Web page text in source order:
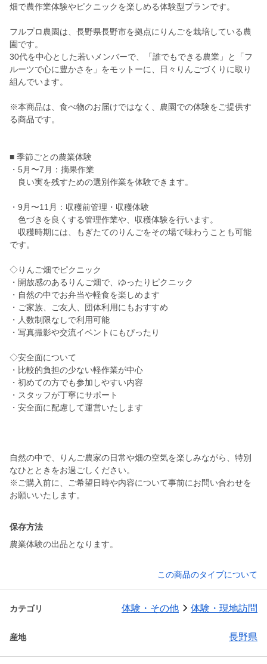
畑で農作業体験やピクニックを楽しめる体験型プランです。
フルプロ農園は、長野県長野市を拠点にりんごを栽培している農
園です。
30代を中心とした若いメンバーで、「誰でもできる農業」と「フ
ルーツで心に豊かさを」をモットーに、日々りんごづくりに取り
組んでいます。
※本商品は、食べ物のお届けではなく、農園での体験をご提供す
る商品です。
■ 季節ごとの農業体験
・5月〜7月：摘果作業
良い実を残すための選別作業を体験できます。
・9月〜11月：収穫前管理・収穫体験
色づきを良くする管理作業や、収穫体験を行います。
収穫時期には、もぎたてのりんごをその場で味わうことも可能
です。
◇りんご畑でピクニック
・開放感のあるりんご畑で、ゆったりピクニック
・自然の中でお弁当や軽食を楽しめます
・ご家族、ご友人、団体利用にもおすすめ
・人数制限なしで利用可能
・写真撮影や交流イベントにもぴったり
◇安全面について
・比較的負担の少ない軽作業が中心
・初めての方でも参加しやすい内容
・スタッフが丁寧にサポート
・安全面に配慮して運営いたします
自然の中で、りんご農家の日常や畑の空気を楽しみながら、特別
なひとときをお過ごしください。
※ご購入前に、ご希望日時や内容について事前にお問い合わせを
お願いいたします。
保存方法
農業体験の出品となります。
この商品のタイプについて
カテゴリ 体験・その他 体験・現地訪問
産地 長野県